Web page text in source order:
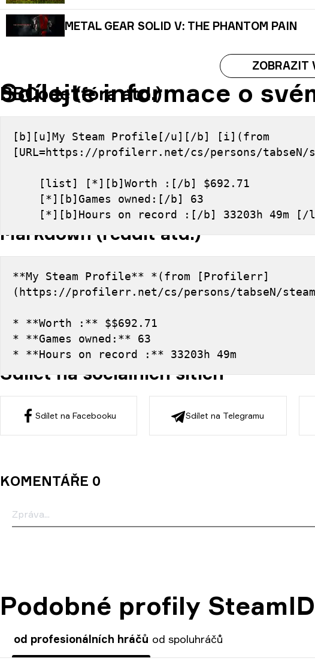
METAL GEAR SOLID V: THE PHANTOM PAIN
ZOBRAZIT
Sdílejte informace o
BBCode (fóra atd.)
[b][u]My Steam Profile[/u][/b] [i](from
[URL=https://profilerr.net/cs/persons/
    [list] [*][b]Worth :[/b] $692.71
    [*][b]Games owned:[/b] 63
[*][b]Hours on record :[/b] 33203h 49m [/
Markdown (reddit atd.)
**My Steam Profile** *(from [Profilerr]
(https://profilerr.net/cs/persons/tabseN/
* **Worth :** $$692.71
* **Games owned:** 63
* **Hours on record :** 33203h 49m
Sdílet na sociálních sítích
Sdílet na Facebooku Sdílet na Telegramu
KOMENTÁŘE 0
Podobné profily SteamID
od profesionálních hráčů od spoluhráčů